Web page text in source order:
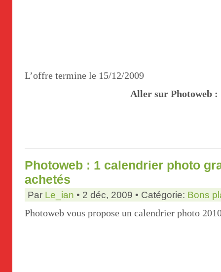
L’offre termine le 15/12/2009
Aller sur Photoweb :
Photoweb : 1 calendrier photo
achetés
Par Le_ian • 2 déc, 2009 • Catégorie: Bons
Photoweb vous propose un calendrier photo